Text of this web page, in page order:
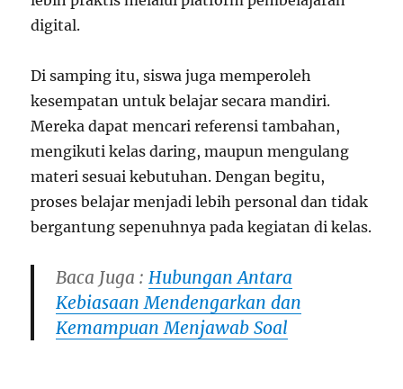
digital.
Di samping itu, siswa juga memperoleh
kesempatan untuk belajar secara mandiri.
Mereka dapat mencari referensi tambahan,
mengikuti kelas daring, maupun mengulang
materi sesuai kebutuhan. Dengan begitu,
proses belajar menjadi lebih personal dan tidak
bergantung sepenuhnya pada kegiatan di kelas.
Baca Juga :Hubungan Antara
Kebiasaan Mendengarkan dan
Kemampuan Menjawab Soal